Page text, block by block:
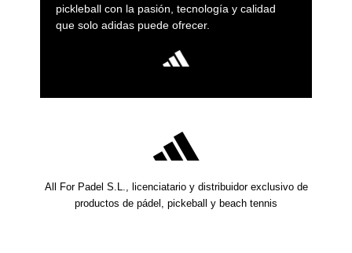
pickleball con la pasión, tecnología y calidad
que solo adidas puede ofrecer.
All For Padel S.L., licenciatario y distribuidor exclusivo de
productos de pádel, pickeball y beach tennis